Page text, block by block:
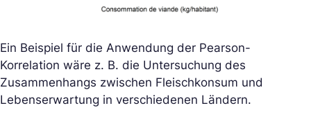
Ein Beispiel für die Anwendung der Pearson-
Korrelation wäre z. B. die Untersuchung des
Zusammenhangs zwischen Fleischkonsum und
Lebenserwartung in verschiedenen Ländern.